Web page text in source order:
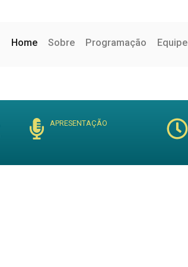
Home(current)
Sobre Programação Equipe
APRESENTAÇÃO